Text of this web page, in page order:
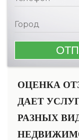
ОЦЕНКА
ДАЕТ
РАЗНЫХ